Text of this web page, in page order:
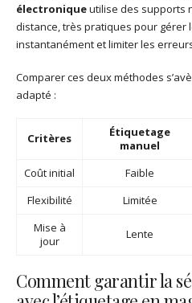
électroniqueutilise des supports
distance, très pratiques pour gérer
instantanément et limiter les
Comparer ces deux méthodes
adapté :
Critères
Étiquetage
manuel
Coût initial
Faible
Flexibilité
Limitée
Mise à
jour
Lente
Comment garantir la